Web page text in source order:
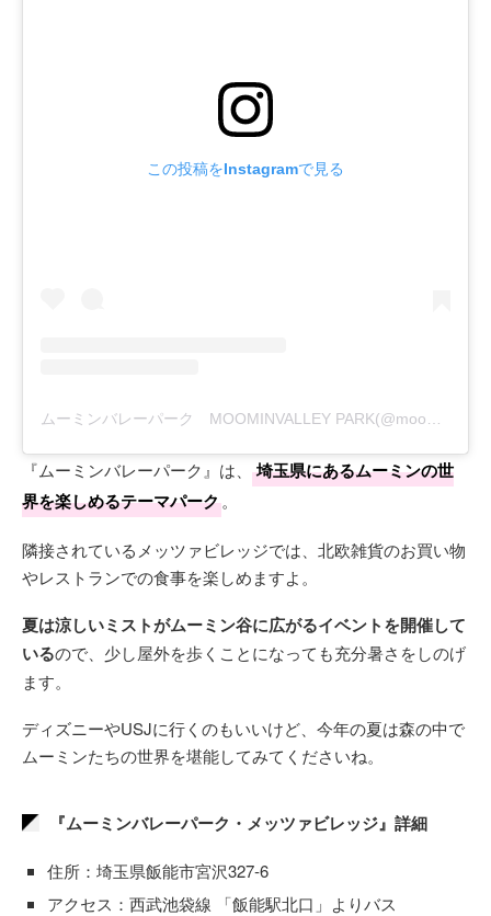
この投稿をInstagramで見る
『ムーミンバレーパーク』は、
埼玉県にあるムーミンの世
界を楽しめるテーマパーク。
隣接されているメッツァビレッジでは、北欧雑貨のお買い物
やレストランでの食事を楽しめますよ。
夏は涼しいミストがムーミン谷に広がるイベントを開催して
いるので、少し屋外を歩くことになっても充分暑さをしのげ
ます。
ディズニーやUSJに行くのもいいけど、今年の夏は森の中で
ムーミンたちの世界を堪能してみてくださいね。
『ムーミンバレーパーク・メッツァビレッジ』詳細
住所：埼玉県飯能市宮沢327‐6
アクセス：西武池袋線 「飯能駅北口」よりバス